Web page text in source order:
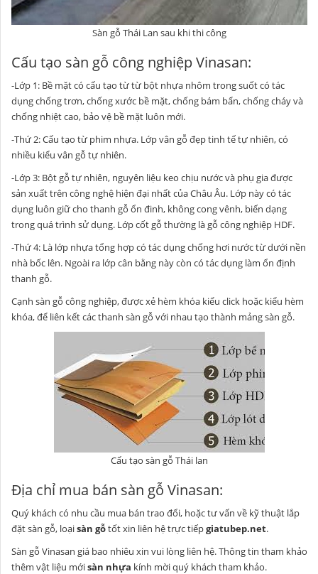
Sàn gỗ Thái Lan sau khi thi công
Cấu tạo sàn gỗ công nghiệp Vinasan:
-Lớp 1: Bề mặt có cấu tạo từ từ bột nhựa nhôm trong suốt có tác
dụng chống trơn, chống xước bề mặt, chống bám bẩn, chống cháy và
chống nhiệt cao, bảo vệ bề mặt luôn mới.
-Thứ 2: Cấu tạo từ phim nhựa. Lớp vân gỗ đẹp tinh tế tự nhiên, có
nhiều kiểu vân gỗ tự nhiên.
-Lớp 3: Bột gỗ tự nhiên, nguyên liệu keo chịu nước và phụ gia được
sản xuất trên công nghệ hiện đại nhất của Châu Âu. Lớp này có tác
dụng luôn giữ cho thanh gỗ ổn đinh, không cong vênh, biến dạng
trong quá trình sử dụng. Lớp cốt gỗ thường là gỗ công nghiệp HDF.
-Thứ 4: Là lớp nhựa tổng hợp có tác dụng chống hơi nước từ dưới nền
nhà bốc lên. Ngoài ra lớp cân bằng này còn có tác dụng làm ổn định
thanh gỗ.
Cạnh sàn gỗ công nghiệp, được xẻ hèm khóa kiểu click hoặc kiểu hèm
khóa, để liên kết các thanh sàn gỗ với nhau tạo thành mảng sàn gỗ.
Cấu tạo sàn gỗ Thái lan
Địa chỉ mua bán sàn gỗ Vinasan:
Quý khách có nhu cầu mua bán trao đổi, hoặc tư vấn về kỹ thuật lắp
đặt sàn gỗ, loạisàn gỗtốt xin liên hệ trực tiếpgiatubep.net.
Sàn gỗ Vinasan giá bao nhiêu xin vui lòng liên hệ. Thông tin tham khảo
thêm vật liệu mớisàn nhựa kính mời quý khách tham khảo.